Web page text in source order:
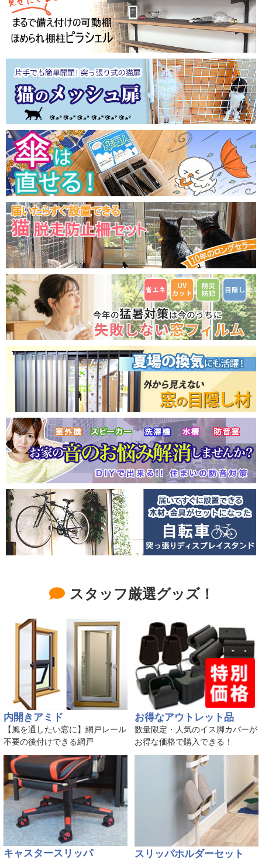
スタッフ厳選グッズ！
内開きアミド
【風を通したい窓に】網戸レール
不要の後付けできる網戸
お得なアウトレット品
数量限定・人気のイス脚カバーが
お得な価格で購入できる！
キャスタースリッパ スリッパホルダーセット